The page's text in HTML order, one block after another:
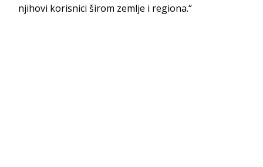
njihovi korisnici širom zemlje i regiona.“